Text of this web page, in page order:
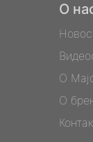
О
О
О